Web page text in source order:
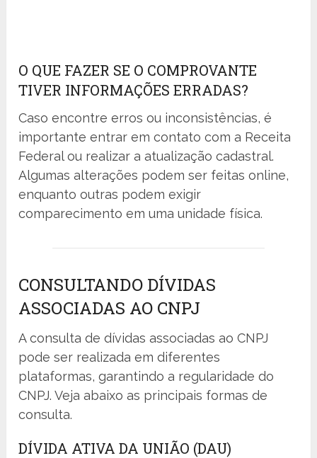
O QUE FAZER SE O COMPROVANTE
TIVER INFORMAÇÕES ERRADAS?
Caso encontre erros ou inconsistências, é
importante entrar em contato com a Receita
Federal ou realizar a atualização cadastral.
Algumas alterações podem ser feitas online,
enquanto outras podem exigir
comparecimento em uma unidade física.
CONSULTANDO DÍVIDAS
ASSOCIADAS AO CNPJ
A consulta de dívidas associadas ao CNPJ
pode ser realizada em diferentes
plataformas, garantindo a regularidade do
CNPJ. Veja abaixo as principais formas de
consulta.
DÍVIDA ATIVA DA UNIÃO (DAU)